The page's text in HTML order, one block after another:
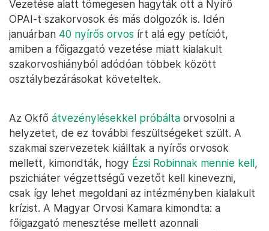
Vezetése alatt tömegesen hagyták ott a Nyírő
OPAI-t szakorvosok és más dolgozók is. Idén
januárban 40 nyírős orvos írt alá egy petíciót,
amiben a főigazgató vezetése miatt kialakult
szakorvoshiányból adódóan többek között
osztálybezárásokat követeltek.
Az Okfő átvezénylésekkel próbálta orvosolni a
helyzetet, de ez további feszültségeket szült. A
szakmai szervezetek kiálltak a nyírős orvosok
mellett, kimondták, hogy Ézsi Robinnak mennie kell,
pszichiáter végzettségű vezetőt kell kinevezni,
csak így lehet megoldani az intézményben kialakult
krízist. A Magyar Orvosi Kamara kimondta: a
főigazgató menesztése mellett azonnali